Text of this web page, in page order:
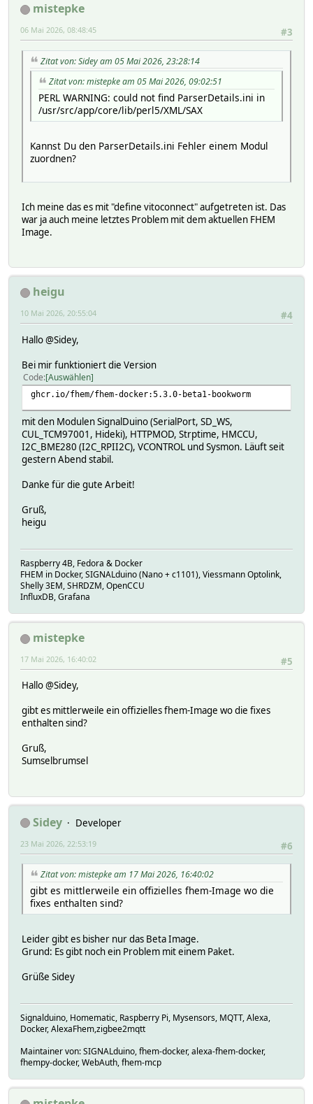
mistepke
#3
06 Mai 2026, 08:48:45
Zitat von: Sidey am 05 Mai 2026, 23:28:14
Zitat von: mistepke am 05 Mai 2026, 09:02:51
PERL WARNING: could not find ParserDetails.ini in
/usr/src/app/core/lib/perl5/XML/SAX
Kannst Du den ParserDetails.ini Fehler einem Modul
zuordnen?
Ich meine das es mit "define vitoconnect" aufgetreten ist. Das
war ja auch meine letztes Problem mit dem aktuellen FHEM
Image.
heigu
#4
10 Mai 2026, 20:55:04
Hallo @Sidey,
Bei mir funktioniert die Version
Code Auswählen
ghcr.io/fhem/fhem-docker:5.3.0-beta1-bookworm
mit den Modulen SignalDuino (SerialPort, SD_WS,
CUL_TCM97001, Hideki), HTTPMOD, Strptime, HMCCU,
I2C_BME280 (I2C_RPII2C), VCONTROL und Sysmon. Läuft seit
gestern Abend stabil.
Danke für die gute Arbeit!
Gruß,
heigu
Raspberry 4B, Fedora & Docker
FHEM in Docker, SIGNALduino (Nano + c1101), Viessmann Optolink,
Shelly 3EM, SHRDZM, OpenCCU
InfluxDB, Grafana
mistepke
#5
17 Mai 2026, 16:40:02
Hallo @Sidey,
gibt es mittlerweile ein offizielles fhem-Image wo die fixes
enthalten sind?
Gruß,
Sumselbrumsel
Sidey
Developer
#6
23 Mai 2026, 22:53:19
Zitat von: mistepke am 17 Mai 2026, 16:40:02
gibt es mittlerweile ein offizielles fhem-Image wo die
fixes enthalten sind?
Leider gibt es bisher nur das Beta Image.
Grund: Es gibt noch ein Problem mit einem Paket.
Grüße Sidey
Signalduino, Homematic, Raspberry Pi, Mysensors, MQTT, Alexa,
Docker, AlexaFhem,zigbee2mqtt
Maintainer von: SIGNALduino, fhem-docker, alexa-fhem-docker,
fhempy-docker, WebAuth, fhem-mcp